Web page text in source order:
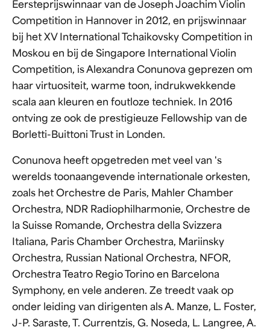
Eersteprijswinnaar van de Joseph Joachim Violin
Competition in Hannover in 2012, en prijswinnaar
bij het XV International Tchaikovsky Competition in
Moskou en bij de Singapore International Violin
Competition, is Alexandra Conunova geprezen om
haar virtuositeit, warme toon, indrukwekkende
scala aan kleuren en foutloze techniek. In 2016
ontving ze ook de prestigieuze Fellowship van de
Borletti-Buittoni Trust in Londen.
Conunova heeft opgetreden met veel van 's
werelds toonaangevende internationale orkesten,
zoals het Orchestre de Paris, Mahler Chamber
Orchestra, NDR Radiophilharmonie, Orchestre de
la Suisse Romande, Orchestra della Svizzera
Italiana, Paris Chamber Orchestra, Mariinsky
Orchestra, Russian National Orchestra, NFOR,
Orchestra Teatro Regio Torino en Barcelona
Symphony, en vele anderen. Ze treedt vaak op
onder leiding van dirigenten als A. Manze, L. Foster,
J-P. Saraste, T. Currentzis, G. Noseda, L. Langree, A.